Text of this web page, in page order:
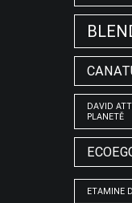
DAVID
PLANETĚ
ETAMINE